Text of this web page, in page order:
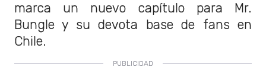
marca un nuevo capítulo para Mr.
Bungle y su devota base de fans en
Chile.